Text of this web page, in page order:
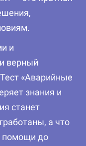
и
верный
«Аварийные
знания и
станет
а что
помощи до